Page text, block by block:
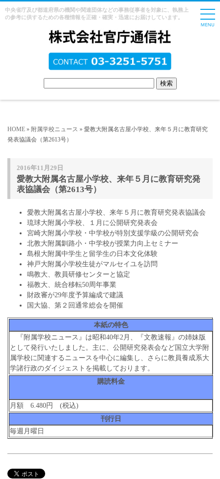
中央省庁及び都道府県の機関や関連団体などの事務従事者を対象に、執務上
の参考に供するための各種情報を正確・確実・迅速にお届けしています。
HOME » 附属学校ニュース » 愛教大附属名古屋小学校、来年５月に教育研究
発表協議会（第2613号）
2016年11月29日
愛教大附属名古屋小学校、来年５月に教育研究発
表協議会（第2613号）
愛教大附属名古屋小学校、来年５月に教育研究発表協議会
琉球大附属小学校、１月に公開研究発表会
宮崎大附属小学校・中学校が特別支援学級の公開研究会
北教大附属釧路小・中学校が授業力向上セミナー
島根大附属中学生と留学生の日本文化体験
神戸大附属小学校生徒がマルセイユを訪問
鳴教大、教員研修センターと協定
福教大、統合移転50周年事業
財政審が29年度予算編成で建議
国大協、第２回通常総会を開催
本紙の特色
『附属学校ニュース』は昭和40年2月、『文教速報』の姉妹版
として発行いたしました。主に、公開研究発表会など国立大学附
属学校に関連するニュースを中心に編集し、さらに教員養成系大
学諸行政のダイジェストを掲載しております。
購読料金
月額 6.480円 (税込)
刊行日
毎週月曜日